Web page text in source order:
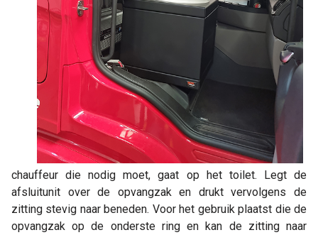
chauffeur die nodig moet, gaat op het toilet. Legt de
afsluitunit over de opvangzak en drukt vervolgens de
zitting stevig naar beneden. Voor het gebruik plaatst die de
opvangzak op de onderste ring en kan de zitting naar